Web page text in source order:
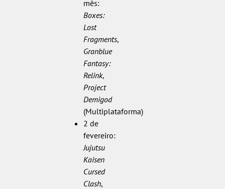
mês:
Boxes:
Lost
Fragments,
Granblue
Fantasy:
Relink,
Project
Demigod
(Multiplataforma)
2 de
fevereiro:
Jujutsu
Kaisen
Cursed
Clash,